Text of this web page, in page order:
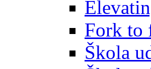
Fork to
Škola